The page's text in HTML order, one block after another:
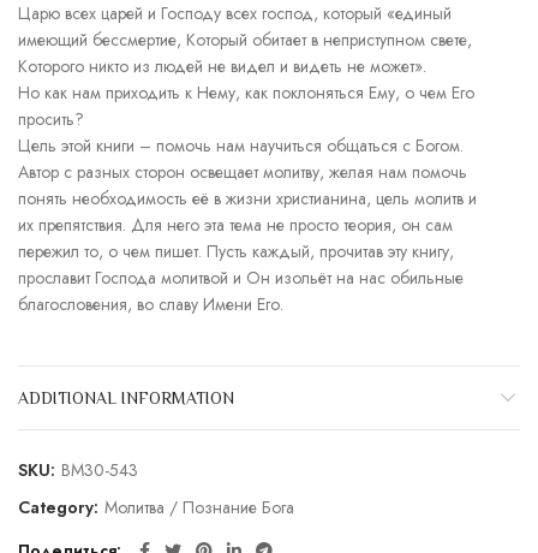
Царю всех царей и Господу всех господ, который «единый
имеющий бессмертие, Который обитает в неприступном свете,
Которого никто из людей не видел и видеть не может».
Но как нам приходить к Нему, как поклоняться Ему, о чем Его
просить?
Цель этой книги – помочь нам научиться общаться с Богом.
Автор с разных сторон освещает молитву, желая нам помочь
понять необходимость её в жизни христианина, цель молитв и
их препятствия. Для него эта тема не просто теория, он сам
пережил то, о чем пишет. Пусть каждый, прочитав эту книгу,
прославит Господа молитвой и Он изольёт на нас обильные
благословения, во славу Имени Его.
ADDITIONAL INFORMATION
SKU: BM30-543
Category: Молитва / Познание Бога